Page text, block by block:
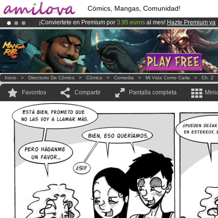
Cómics, Mangas, Comunidad!
¡Conviertete en Premium por 3.95 euros al mes! Hazte Premium ya
¡Ya tenemos 100000miembrosy 1000Cómics y Mangas!.
El Kickstarter Amilova está desormado lanzado!.
Inicio > Directorio De Cómics > Cómics > Comedia > Mi Vida Como Carla > Ch. 2
Favoritos Compartir Pantalla completa